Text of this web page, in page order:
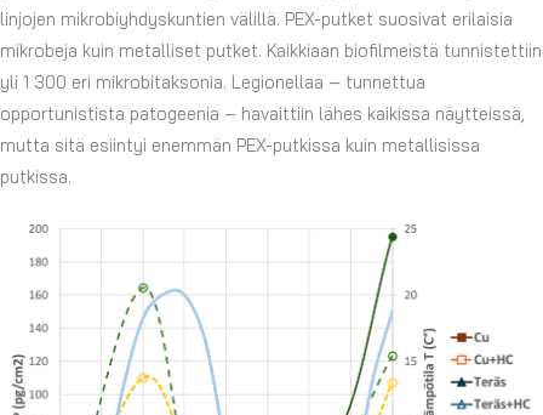
linjojen mikrobiyhdyskuntien välillä. PEX-putket suosivat erilaisia
mikrobeja kuin metalliset putket. Kaikkiaan biofilmeistä tunnistettiin
yli 1 300 eri mikrobitaksonia. Legionellaa – tunnettua
opportunistista patogeenia – havaittiin lähes kaikissa näytteissä,
mutta sitä esiintyi enemmän PEX-putkissa kuin metallisissa
putkissa.